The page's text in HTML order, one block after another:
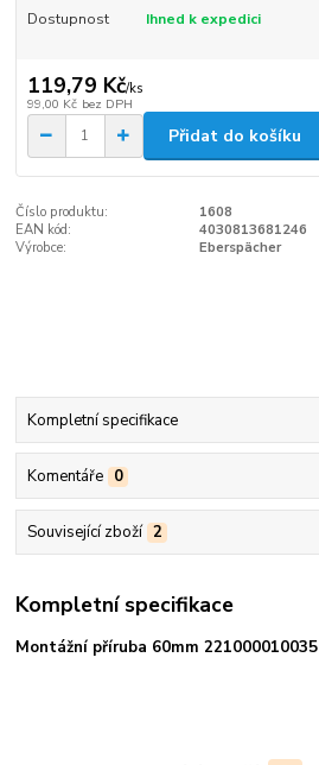
Dostupnost Ihned k expedici
119,79 Kč/ks
99,00 Kč bez DPH
Přidat do košíku
Číslo produktu:
1608
EAN kód:
4030813681246
Výrobce:
Eberspächer
Kompletní specifikace
Komentáře 0
Související zboží 2
Kompletní specifikace
Montážní příruba 60mm 221000010035